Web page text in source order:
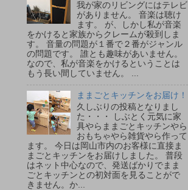
我が家のリビングにはテレビ
がありません。 音楽は聴け
ます。 が、しかし私が音楽
をかけると家族からクレームが殺到しま
す。 音量の問題が１番で２番がジャンル
の問題です。 誰とも趣味があいません。
なので、私が音楽をかけるということは
もう長い間していません。 ...
ままごとキッチンをお届け！
久しぶりの投稿となりまし
た・・・ しぶとく元気に家
具やらままごとキッチンやら
おもちゃやら雑貨やら作って
ます。 今日は岡山市内のお客様に直接ま
まごとキッチンをお届けしました。 普段
はネット中心なので、発送ばかりでまま
ごとキッチンとの初対面を見ることがで
きません。か...